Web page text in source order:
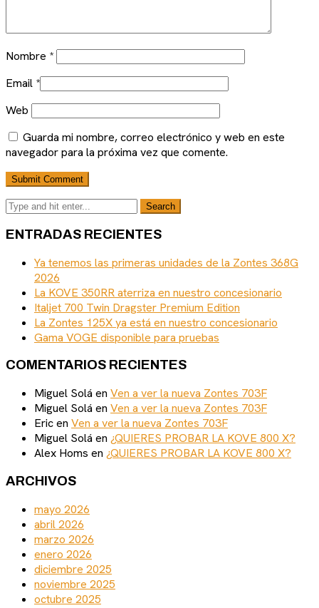
Nombre *
Email *
Web
Guarda mi nombre, correo electrónico y web en este
navegador para la próxima vez que comente.
ENTRADAS RECIENTES
Ya tenemos las primeras unidades de la Zontes 368G
2026
La KOVE 350RR aterriza en nuestro concesionario
Italjet 700 Twin Dragster Premium Edition
La Zontes 125X ya está en nuestro concesionario
Gama VOGE disponible para pruebas
COMENTARIOS RECIENTES
Miguel Solá en Ven a ver la nueva Zontes 703F
Miguel Solá en Ven a ver la nueva Zontes 703F
Ericen Ven a ver la nueva Zontes 703F
Miguel Solá en ¿QUIERES PROBAR LA KOVE 800 X?
Alex Homs en ¿QUIERES PROBAR LA KOVE 800 X?
ARCHIVOS
mayo 2026
abril 2026
marzo 2026
enero 2026
diciembre 2025
noviembre 2025
octubre 2025